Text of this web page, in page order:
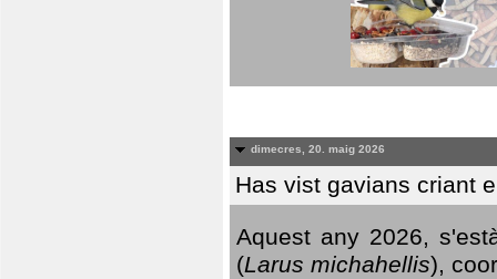
dimecres, 20. maig 2026
Has vist gavians criant
Aquest any 2026,
(Larus michahellis),